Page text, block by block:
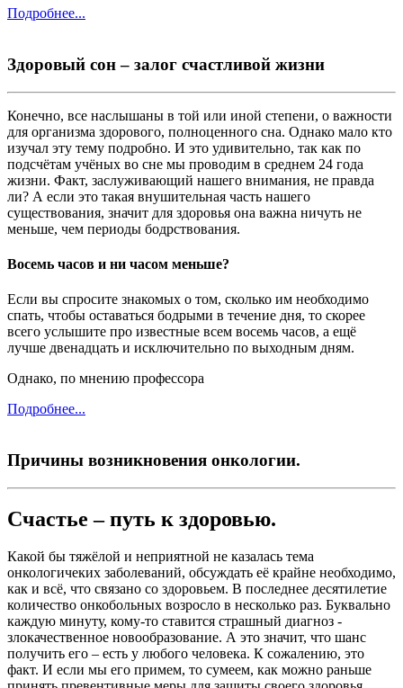
Подробнее...
Здоровый сон – залог счастливой жизни
Конечно, все наслышаны в той или иной степени, о важности
для организма здорового, полноценного сна. Однако мало кто
изучал эту тему подробно. И это удивительно, так как по
подсчётам учёных во сне мы проводим в среднем 24 года
жизни. Факт, заслуживающий нашего внимания, не правда
ли? А если это такая внушительная часть нашего
существования, значит для здоровья она важна ничуть не
меньше, чем периоды бодрствования.
Восемь часов и ни часом меньше?
Если вы спросите знакомых о том, сколько им необходимо
спать, чтобы оставаться бодрыми в течение дня, то скорее
всего услышите про известные всем восемь часов, а ещё
лучше двенадцать и исключительно по выходным дням.
Однако, по мнению профессора
Подробнее...
Причины возникновения онкологии.
Счастье – путь к здоровью.
Какой бы тяжёлой и неприятной не казалась тема
онкологичеких заболеваний, обсуждать её крайне необходимо,
как и всё, что связано со здоровьем. В последнее десятилетие
количество онкобольных возросло в несколько раз. Буквально
каждую минуту, кому-то ставится страшный диагноз -
злокачественное новообразование. А это значит, что шанс
получить его – есть у любого человека. К сожалению, это
факт. И если мы его примем, то сумеем, как можно раньше